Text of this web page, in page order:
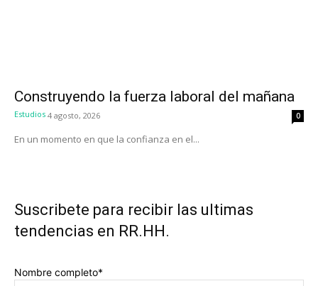
Construyendo la fuerza laboral del mañana
Estudios 4 agosto, 2026 0
En un momento en que la confianza en el...
Suscribete para recibir las ultimas
tendencias en RR.HH.
Nombre completo*